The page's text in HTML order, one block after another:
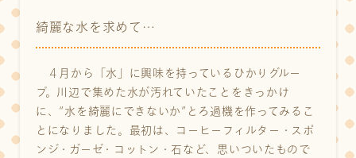
綺麗な水を求めて…
４月から「水」に興味を持っているひかりグルー
プ。川辺で集めた水が汚れていたことをきっかけ
に、“水を綺麗にできないか”とろ過機を作ってみるこ
とになりました。最初は、コーヒーフィルター・スポ
ンジ・ガーゼ・コットン・石など、思いついたもので